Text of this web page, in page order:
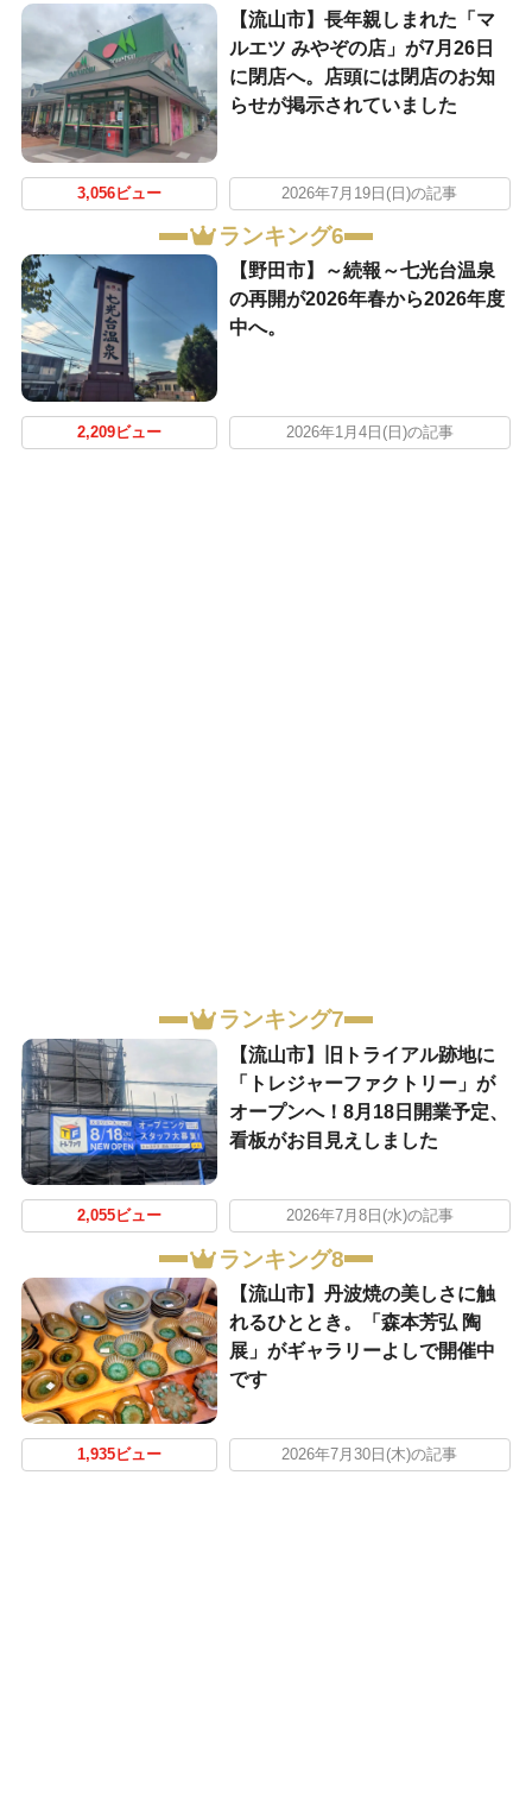
【流山市】長年親しまれた「マ
ルエツ みやぞの店」が7月26日
に閉店へ。店頭には閉店のお知
らせが掲示されていました
3,056ビュー 2026年7月19日(日)の記事
ランキング6
【野田市】～続報～七光台温泉
の再開が2026年春から2026年度
中へ。
2,209ビュー 2026年1月4日(日)の記事
ランキング7
【流山市】旧トライアル跡地に
「トレジャーファクトリー」が
オープンへ！8月18日開業予定、
看板がお目見えしました
2,055ビュー 2026年7月8日(水)の記事
ランキング8
【流山市】丹波焼の美しさに触
れるひととき。「森本芳弘 陶
展」がギャラリーよしで開催中
です
1,935ビュー 2026年7月30日(木)の記事